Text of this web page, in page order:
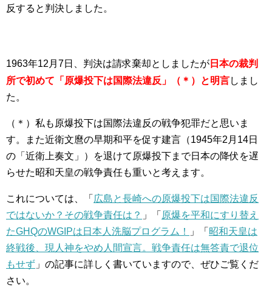
反すると判決しました。
1963年12月7日、判決は請求棄却としましたが 日本の裁判
所で初めて「原爆投下は国際法違反」（＊）と明言しまし
た。
（＊）私も原爆投下は国際法違反の戦争犯罪だと思いま
す。また近衛文麿の早期和平を促す建言（1945年2月14日
の「近衛上奏文」）を退けて原爆投下まで日本の降伏を遅
らせた昭和天皇の戦争責任も重いと考えます。
これについては、「 広島と長崎への原爆投下は国際法違反
ではないか？その戦争責任は？ 」「 原爆を平和にすり替え
たGHQのWGIPは日本人洗脳プログラム！
」「 昭和天皇は
終戦後、現人神をやめ人間宣言。戦争責任は無答責で退位
もせず 」の記事に詳しく書いていますので、ぜひご覧くだ
さい。